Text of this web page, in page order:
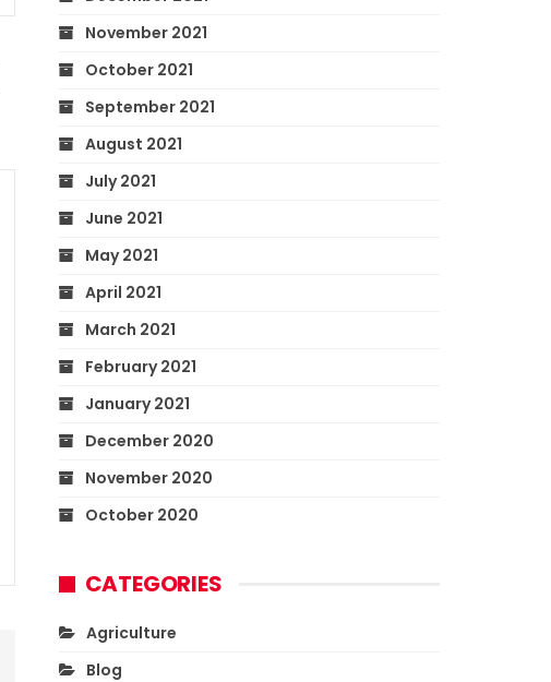
November 2021
October 2021
September 2021
August 2021
July 2021
June 2021
May 2021
April 2021
March 2021
February 2021
January 2021
December 2020
November 2020
October 2020
CATEGORIES
Agriculture
Blog